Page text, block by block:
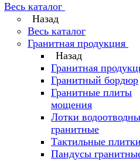
Весь каталог
Назад
Весь каталог
Гранитная продукция
Назад
Гранитная
Гранитный бордюр
Гранитные плиты
мощения
Лотки
гранитные
Тактильные
Пандусы